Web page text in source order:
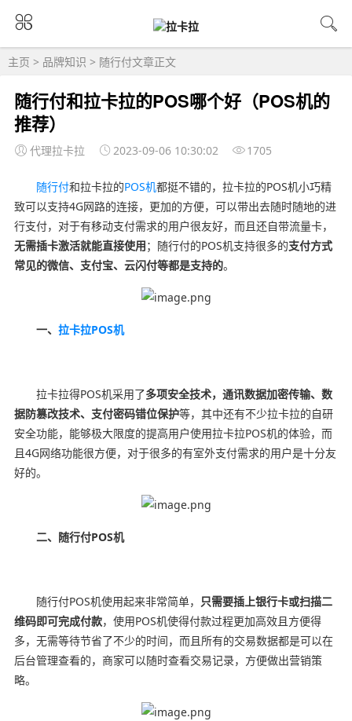
主页 > 品牌知识 > 随行付文章正文
随行付和拉卡拉的POS哪个好（POS机的
推荐）
代理拉卡拉 2023-09-06 10:30:02 1705
随行付和拉卡拉的POS机都挺不错的，拉卡拉的POS机小巧精
致可以支持4G网路的连接，更加的方便，可以带出去随时随地的进
行支付，对于有移动支付需求的用户很友好，而且还自带流量卡，
无需插卡激活就能直接使用；随行付的POS机支持很多的支付方式
常见的微信、支付宝、云闪付等都是支持的。
一、 拉卡拉POS机
拉卡拉得POS机采用了多项安全技术，通讯数据加密传输、数
据防篡改技术、支付密码错位保护等，其中还有不少拉卡拉的自研
安全功能，能够极大限度的提高用户使用拉卡拉POS机的体验，而
且4G网络功能很方便，对于很多的有室外支付需求的用户是十分友
好的。
二、随行付POS机
随行付POS机使用起来非常简单， 只需要插上银行卡或扫描二
维码即可完成付款，使用POS机使得付款过程更加高效且方便得
多，无需等待节省了不少的时间，而且所有的交易数据都是可以在
后台管理查看的，商家可以随时查看交易记录，方便做出营销策
略。